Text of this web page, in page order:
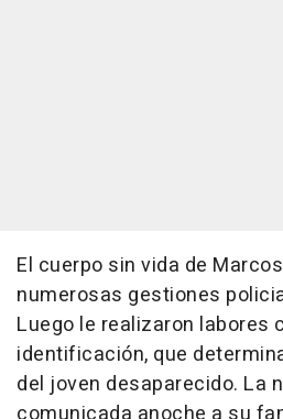
El cuerpo sin vida de
numerosas gestiones
Luego le realizaron labores
identificación, que
del joven desaparecido. La